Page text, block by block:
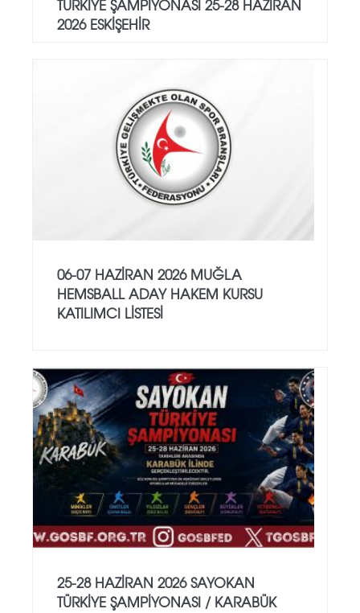
TÜRKİYE ŞAMPİYONASI 25-28 HAZİRAN
2026 ESKİŞEHİR
06-07 HAZİRAN 2026 MUĞLA
HEMSBALL ADAY HAKEM KURSU
KATILIMCI LİSTESİ
25-28 HAZİRAN 2026 SAYOKAN
TÜRKİYE ŞAMPİYONASI / KARABÜK